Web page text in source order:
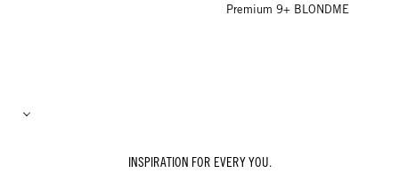
Premium 9+ BLONDME
INSPIRATION FOR EVERY YOU.